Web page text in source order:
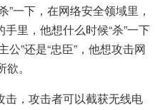
”一下，在网络安全领域里，
里，他想什么时候“杀”一下
”还是“忠臣”，他想攻击网
。
，攻击者可以截获无线电